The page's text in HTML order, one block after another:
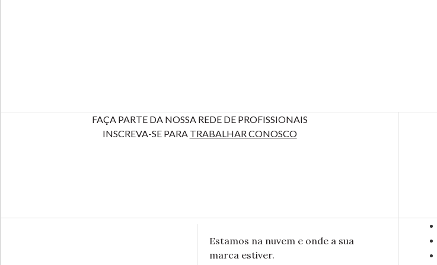
FAÇA PARTE DA NOSSA REDE DE PROFISSIONAIS
INSCREVA-SE PARA TRABALHAR CONOSCO
Estamos na nuvem e onde a sua
marca estiver.